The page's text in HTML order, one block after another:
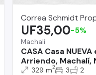
Correa Schmidt
Machalí
CASA Casa
Arriendo, Machalí,
UF35,00-5%
329 m2 3 2